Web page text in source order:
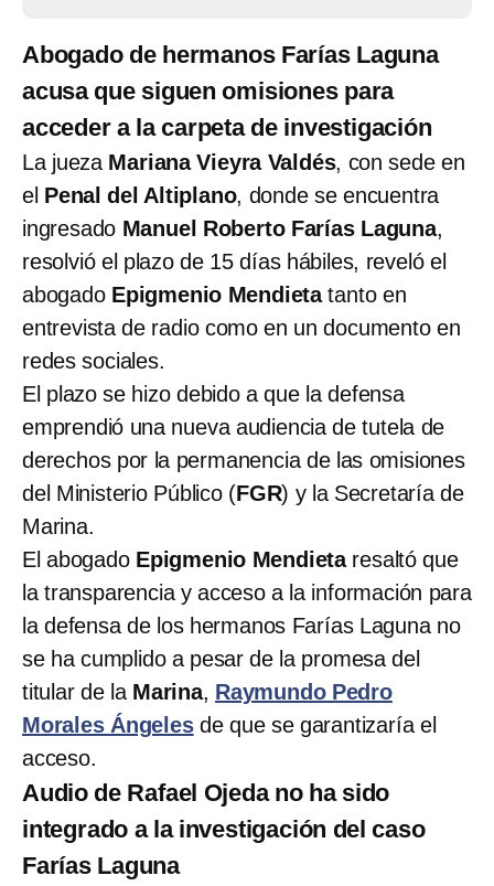
Abogado de hermanos Farías Laguna
acusa que siguen omisiones para
acceder a la carpeta de investigación
La jueza Mariana Vieyra Valdés, con sede en
el Penal del Altiplano, donde se encuentra
ingresado Manuel Roberto Farías Laguna,
resolvió el plazo de 15 días hábiles, reveló el
abogado Epigmenio Mendietatanto en
entrevista de radio como en un documento en
redes sociales.
El plazo se hizo debido a que la defensa
emprendió una nueva audiencia de tutela de
derechos por la permanencia de las omisiones
del Ministerio Público (FGR) y la Secretaría de
Marina.
El abogado Epigmenio Mendietaresaltó que
la transparencia y acceso a la información para
la defensa de los hermanos Farías Laguna no
se ha cumplido a pesar de la promesa del
titular de la Marina, Raymundo Pedro
Morales Ángelesde que se garantizaría el
acceso.
Audio de Rafael Ojeda no ha sido
integrado a la investigación del caso
Farías Laguna